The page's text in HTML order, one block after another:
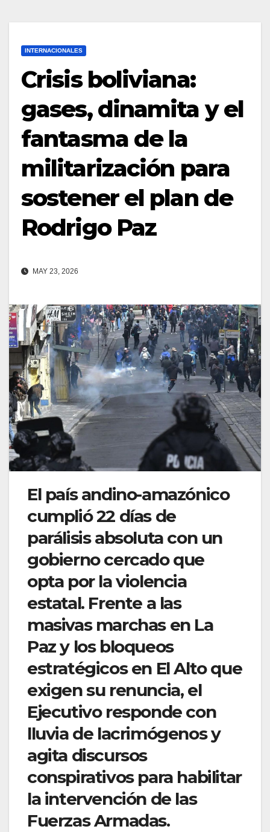
INTERNACIONALES
Crisis boliviana:
gases, dinamita y el
fantasma de la
militarización para
sostener el plan de
Rodrigo Paz
MAY 23, 2026
El país andino-amazónico
cumplió 22 días de
parálisis absoluta con un
gobierno cercado que
opta por la violencia
estatal. Frente a las
masivas marchas en La
Paz y los bloqueos
estratégicos en El Alto que
exigen su renuncia, el
Ejecutivo responde con
lluvia de lacrimógenos y
agita discursos
conspirativos para habilitar
la intervención de las
Fuerzas Armadas.